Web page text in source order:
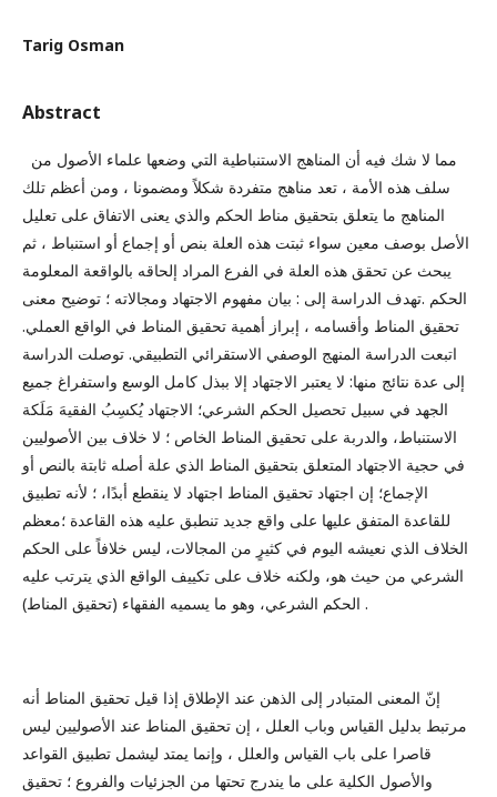
Tarig Osman
Abstract
سلف هذه الأمة ، تعد مناهج متفردة شكلاً ومضمونا ، ومن أعظم تلك
المناهج ما يتعلق بتحقيق مناط الحكم والذي يعنى الاتفاق على تعليل
الأصل بوصف معين سواء ثبتت هذه العلة بنص أو إجماع أو استنباط ، ثم
يبحث عن تحقق هذه العلة في الفرع المراد إلحاقه بالواقعة المعلومة
الحكم .تهدف الدراسة إلى : بيان مفهوم الاجتهاد ومجالاته ؛ توضيح معنى
تحقيق المناط وأقسامه ، إبراز أهمية تحقيق المناط في الواقع العملي.
اتبعت الدراسة المنهج الوصفي الاستقرائي التطبيقي. توصلت الدراسة
إلى عدة نتائج منها: لا يعتبر الاجتهاد إلا ببذل كامل الوسع واستفراغ جميع
الجهد في سبيل تحصيل الحكم الشرعي؛ الاجتهاد يُكسِبُ الفقيهَ مَلَكة
الاستنباط، والدربة على تحقيق المناط الخاص ؛ لا خلاف بين الأصوليين
في حجية الاجتهاد المتعلق بتحقيق المناط الذي علة أصله ثابتة بالنص أو
الإجماع؛ إن اجتهاد تحقيق المناط اجتهاد لا ينقطع أبدًا، ؛ لأنه تطبيق
للقاعدة المتفق عليها على واقع جديد تنطبق عليه هذه القاعدة ؛معظم
الخلاف الذي نعيشه اليوم في كثيرٍ من المجالات، ليس خلافاً على الحكم
الشرعي من حيث هو، ولكنه خلاف على تكييف الواقع الذي يترتب عليه
الحكم الشرعي، وهو ما يسميه الفقهاء (تحقيق المناط) .
إنّ المعنى المتبادر إلى الذهن عند الإطلاق إذا قيل تحقيق المناط أنه
مرتبط بدليل القياس وباب العلل ، إن تحقيق المناط عند الأصوليين ليس
قاصرا على باب القياس والعلل ، وإنما يمتد ليشمل تطبيق القواعد
والأصول الكلية على ما يندرج تحتها من الجزئيات والفروع ؛ تحقيق